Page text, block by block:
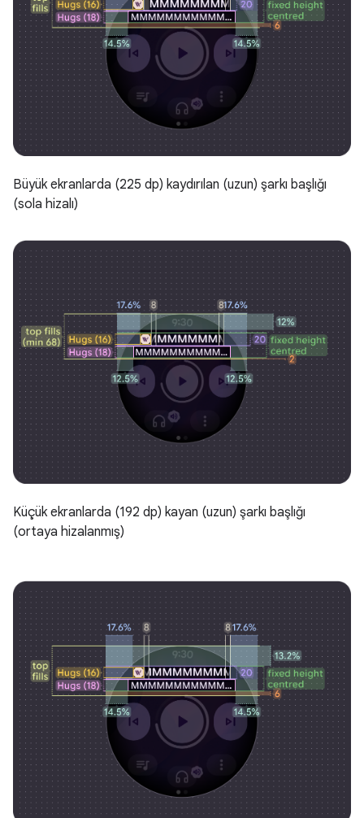
Büyük ekranlarda (225 dp) kaydırılan (uzun) şarkı başlığı
(sola hizalı)
Küçük ekranlarda (192 dp) kayan (uzun) şarkı başlığı
(ortaya hizalanmış)